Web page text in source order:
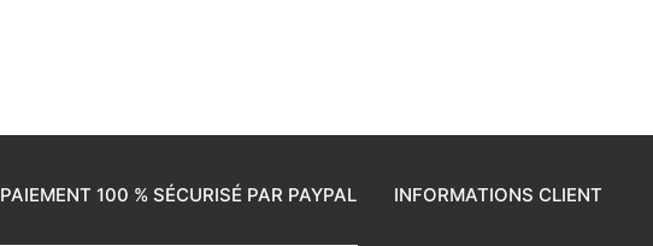
PAIEMENT 100 % SÉCURISÉ PAR PAYPAL INFORMATIONS CLIENT